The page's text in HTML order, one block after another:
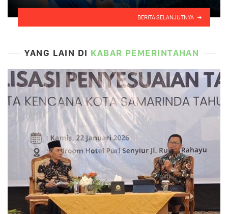
BERITA SELANJUTNYA
YANG LAIN DI KABAR PEMERINTAHAN